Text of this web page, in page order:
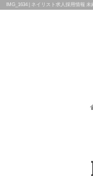
IMG_1634 | ネイリスト求人採用情報